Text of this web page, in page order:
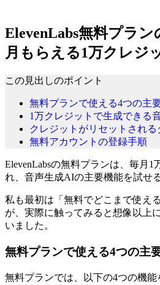
ElevenLabs無料プラ
月もらえる1万クレジ
この見出しのポイント
無料プランで使える4つの主
1万クレジットで生成できる
クレジットがリセットされる
無料アカウントの登録手順
ElevenLabsの無料プランは、毎月1
れ、音声生成AIの主要機能を試せ
私も最初は「無料でどこまで使え
が、実際に触ってみると想像以上
いました。
無料プランで使える4つの主
無料プランでは、以下の4つの機能